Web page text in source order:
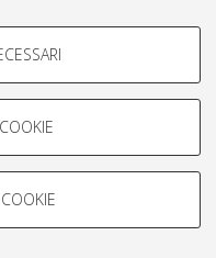
le caratteristiche della
base al loro comportamento
di Bologna, 2007-2026.